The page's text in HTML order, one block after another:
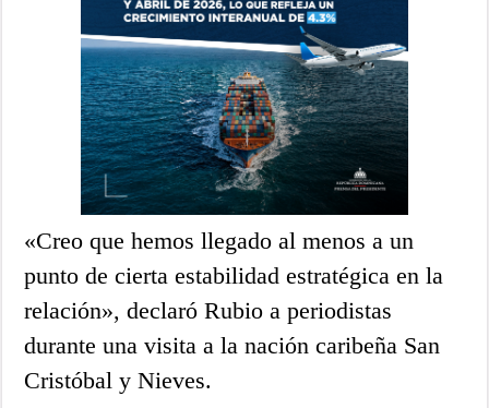
«Creo que hemos llegado al menos a un
punto de cierta estabilidad estratégica en la
relación», declaró Rubio a periodistas
durante una visita a la nación caribeña San
Cristóbal y Nieves.